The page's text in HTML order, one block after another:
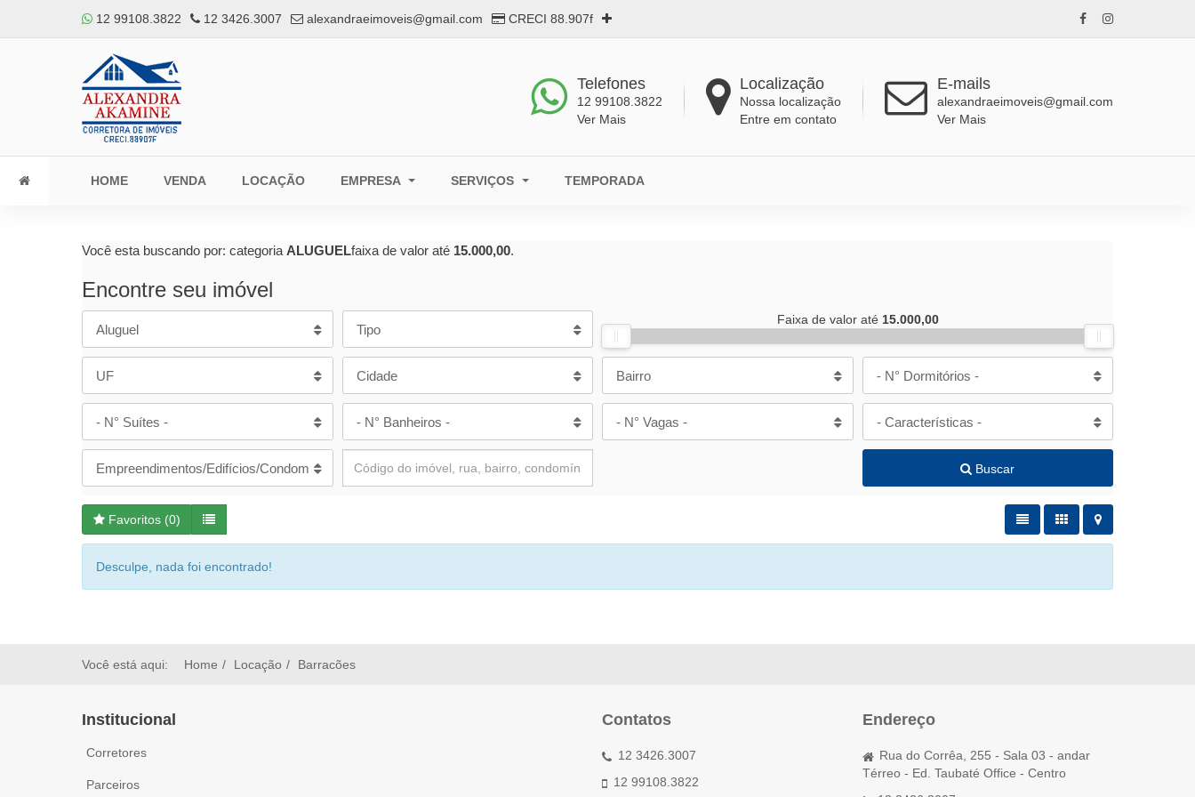
12 99108.3822 12 3426.3007 alexandraeimoveis@gmail.com CRECI 88.907f
Telefones
12 99108.3822
Ver Mais
Localização
Nossa localização
Entre em contato
E-mails
alexandraeimoveis@gmail.com
Ver Mais
HOME VENDA LOCAÇÃO EMPRESA SERVIÇOS TEMPORADA
Você esta buscando por: categoria ALUGUELfaixa de valor até 15.000,00.
Encontre seu imóvel
Aluguel Tipo
Faixa de valor até 15.000,00
UF Cidade Bairro - N° Dormitórios -
- N° Suítes - - N° Banheiros - - N° Vagas - - Características -
Empreendimentos/Edifícios/Condomínios Buscar
Favoritos (0)
Desculpe, nada foi encontrado!
Você está aqui: Home Locação Barracões
Institucional
Corretores
Parceiros
Contatos
12 3426.3007
12 99108.3822
Endereço
Rua do Corrêa, 255 - Sala 03 - andar
Térreo - Ed. Taubaté Office - Centro